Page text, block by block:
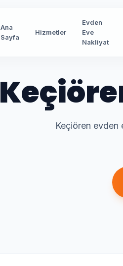
Ana
Sayfa
Hizmetler
Evden
Eve
Nakliyat
Keçiören